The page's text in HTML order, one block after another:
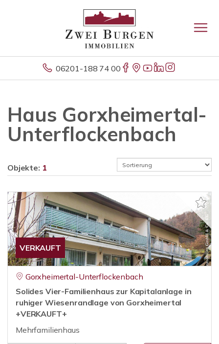
06201-188 74 00
Haus Gorxheimertal-
Unterflockenbach
Objekte: 1
VERKAUFT
Gorxheimertal-Unterflockenbach
Solides Vier-Familienhaus zur Kapitalanlage in
ruhiger Wiesenrandlage von Gorxheimertal
+VERKAUFT+
Mehrfamilienhaus